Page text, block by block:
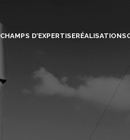
CHAMPS D’EXPERTISERÉALISATIONS